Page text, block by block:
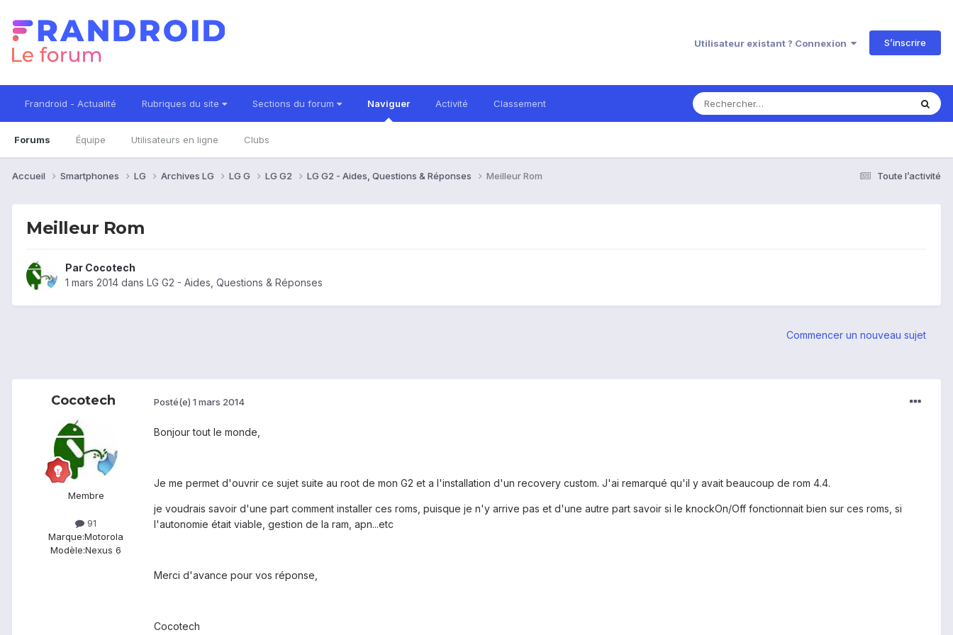
Utilisateur existant ? Connexion S’inscrire
Frandroid - Actualité Rubriques du site Sections du forum Naviguer
Forums Équipe Utilisateurs en ligne Clubs
Activité Classement
Toute l’activité
Accueil Smartphones LG Archives LG LG G LG G2 LG G2 - Aides, Questions & Réponses Meilleur Rom
Meilleur Rom
Par Cocotech
1 mars 2014 dans LG G2 - Aides, Questions & Réponses
Commencer un nouveau sujet
Cocotech
Membre
91
Marque:Motorola
Modèle:Nexus 6
Posté(e) 1 mars 2014
Bonjour tout le monde,
Je me permet d'ouvrir ce sujet suite au root de mon G2 et a l'installation d'un recovery custom. J'ai remarqué qu'il y avait beaucoup de rom 4.4.
je voudrais savoir d'une part comment installer ces roms, puisque je n'y arrive pas et d'une autre part savoir si le knockOn/Off fonctionnait bien sur ces roms, si
l'autonomie était viable, gestion de la ram, apn...etc
Merci d'avance pour vos réponse,
Cocotech